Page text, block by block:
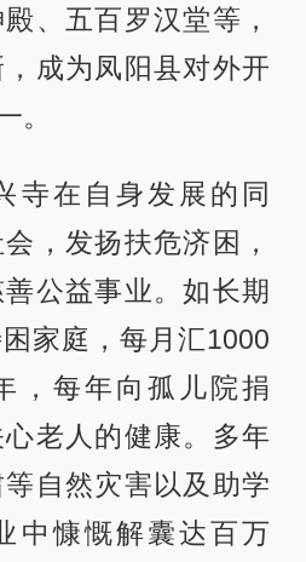
、五百罗汉堂等，
成为凤阳县对外开
。
寺在自身发展的同
，发扬扶危济困，
公益事业。如长期
家庭，每月汇1000
，每年向孤儿院捐
老人的健康。多年
自然灾害以及助学
中慷慨解囊达百万